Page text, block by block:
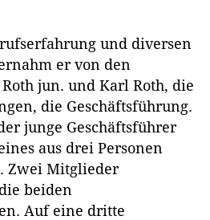
und diversen
er von den
jun. und Karl Roth, die
die Geschäftsführung.
junge Geschäftsführer
aus drei Personen
Zwei Mitglieder
beiden
Auf eine dritte